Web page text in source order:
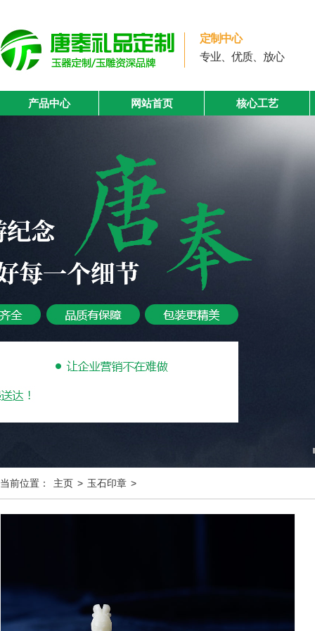
定制中心
专业、优质、放心
产品中心 网站首页 核心工艺
当前位置： 主页 > 玉石印章 >